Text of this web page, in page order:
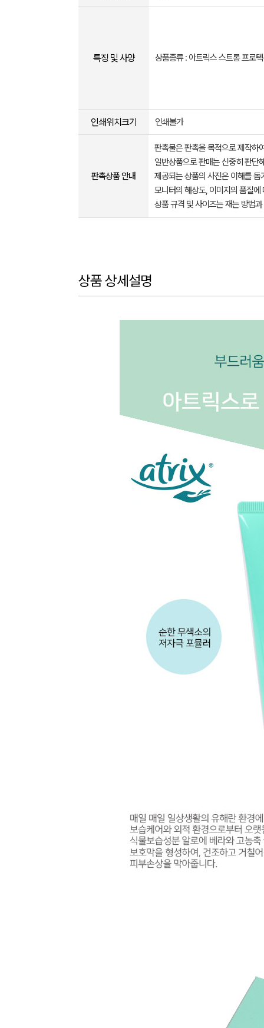
특징 및 사양 상품종류 : 아트릭스 스트롱 프로
인쇄위치크기 인쇄불가
판촉상품 안내
판촉물은 판촉을 목적으로 제작하
일반상품으로 판매는 신중히 판단
제공되는 상품의 사진은 이해를
모니터의 해상도, 이미지의 품질
상품 규격 및 사이즈는 재는 방법
상품 상세설명